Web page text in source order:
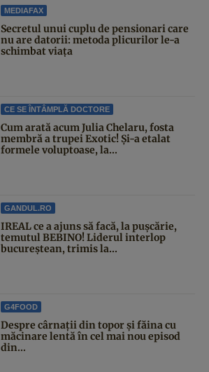
MEDIAFAX
Secretul unui cuplu de pensionari care
nu are datorii: metoda plicurilor le-a
schimbat viața
CE SE ÎNTÂMPLĂ DOCTORE
Cum arată acum Julia Chelaru, fosta
membră a trupei Exotic! Și-a etalat
formele voluptoase, la...
GANDUL.RO
IREAL ce a ajuns să facă, la pușcărie,
temutul BEBINO! Liderul interlop
bucureștean, trimis la...
G4FOOD
Despre cârnații din topor și făina cu
măcinare lentă în cel mai nou episod
din...